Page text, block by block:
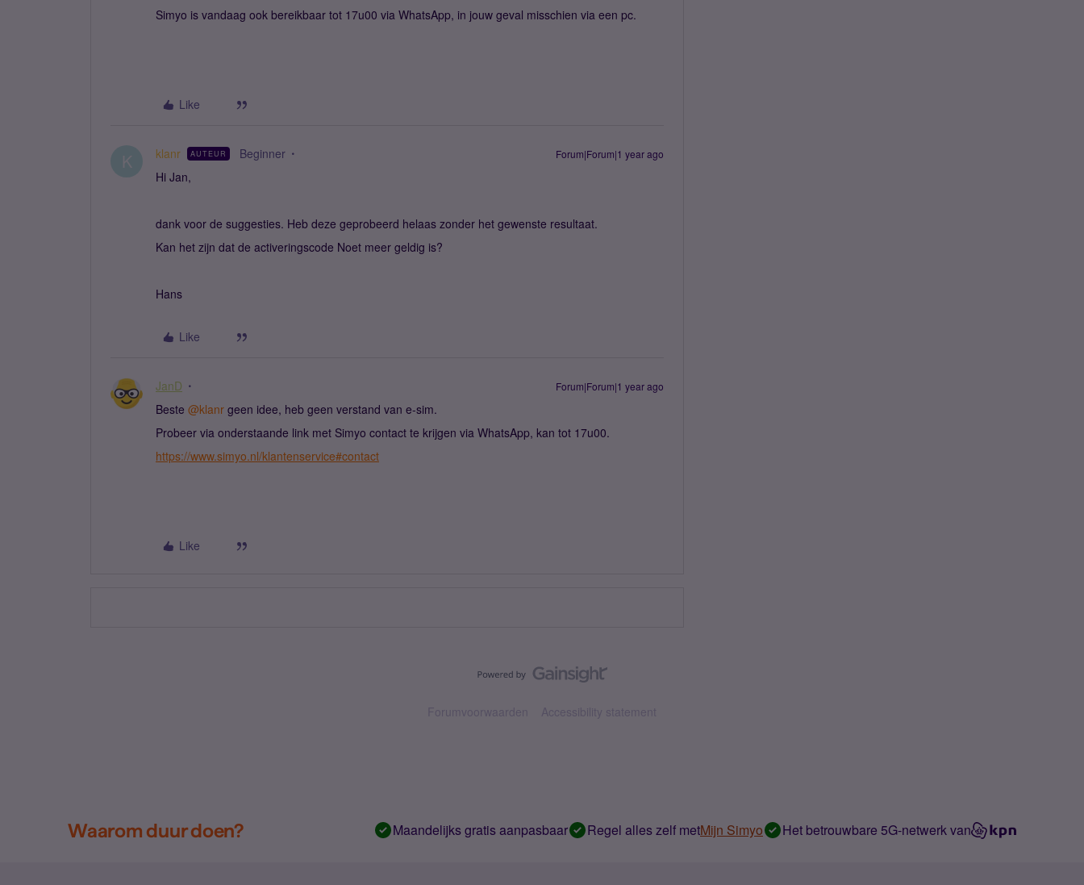
Simyo is vandaag ook bereikbaar tot 17u00 via WhatsApp, in jouw geval misschien via een pc.
Like
K klanr AUTEUR Beginner Forum|Forum|1 year ago
Hi Jan,
dank voor de suggesties. Heb deze geprobeerd helaas zonder het gewenste resultaat.
Kan het zijn dat de activeringscode Noet meer geldig is?
Hans
Like
JanD Forum|Forum|1 year ago
Beste ​ @klanr geen idee, heb geen verstand van e-sim.
Probeer via onderstaande link met Simyo contact te krijgen via WhatsApp, kan tot 17u00.
https://www.simyo.nl/klantenservice#contact
Like
Forumvoorwaarden Accessibility statement
Waarom duur doen? Maandelijks gratis aanpasbaar Regel alles zelf metMijn Simyo Het betrouwbare 5G-netwerk van